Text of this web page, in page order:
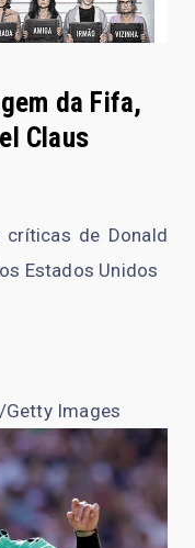
da Fifa,
Claus
de Donald
Estados Unidos
Images